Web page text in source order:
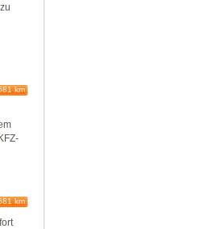
km
km